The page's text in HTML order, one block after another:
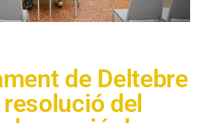
de Deltebre
del